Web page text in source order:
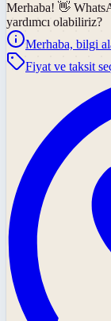
Merhaba! 👋
yardımcı olabiliriz?
Merhaba, bilgi
Fiyat ve taksit